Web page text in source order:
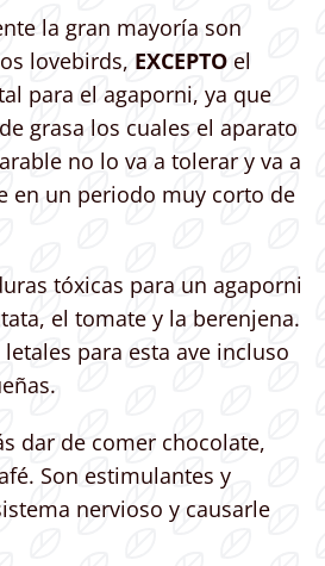
la gran mayoría son
lovebirds, EXCEPTO el
para el agaporni, ya que
grasa los cuales el aparato
no lo va a tolerar y va a
en un periodo muy corto de
tóxicas para un agaporni
el tomate y la berenjena.
para esta ave incluso
dar de comer chocolate,
Son estimulantes y
nervioso y causarle